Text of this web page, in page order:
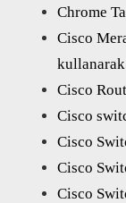
Chrome
Cisco
kullanarak
Cisco
Cisco
Cisco
Cisco
Cisco